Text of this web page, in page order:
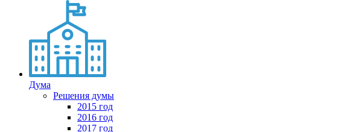
Дума
Решения думы
2015 год
2016 год
2017 год